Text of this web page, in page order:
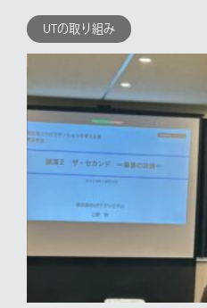
UTの取り組み